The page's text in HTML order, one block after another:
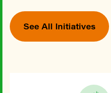
See All Initiatives